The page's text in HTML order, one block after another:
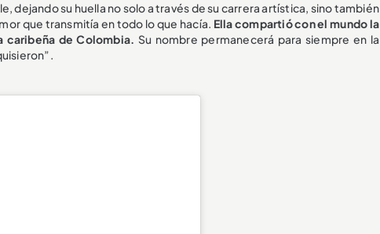
dejando su huella no solo a través de su carrera artística, sino también
que transmitía en todo lo que hacía. Ella compartió con el mundo la
caribeña de Colombia. Su nombre permanecerá para siempre en la